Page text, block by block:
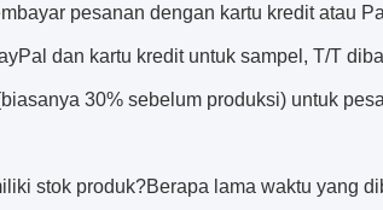
pesanan dengan kartu kredit atau
dan kartu kredit untuk sampel, T/T
30% sebelum produksi) untuk
stok produk?Berapa lama waktu yang